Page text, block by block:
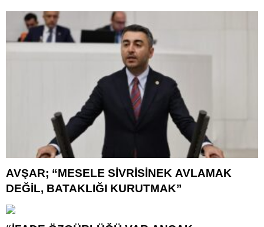
AVŞAR; “MESELE SİVRİSİNEK AVLAMAK
DEĞİL, BATAKLIĞI KURUTMAK”